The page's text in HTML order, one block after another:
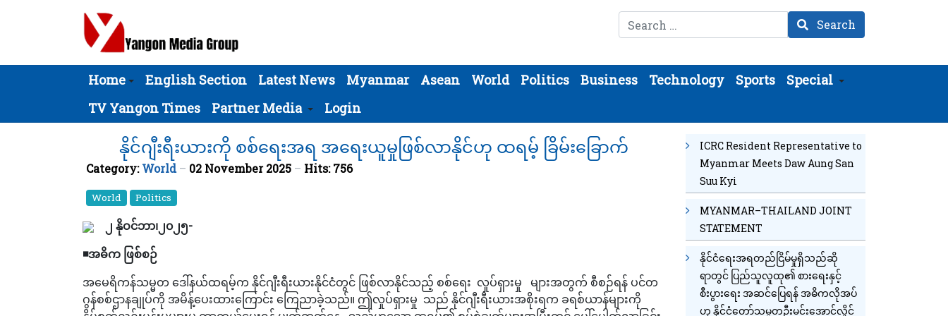
Search Search
Home English Section Latest News Myanmar Asean World Politics Business Technology Sports
Special
TV Yangon Times
Partner Media Login
နိုင်ဂျီးရီးယားကို စစ်ရေးအရ အရေးယူမှုဖြစ်လာနိုင်ဟု ထရမ့် ခြိမ်းခြောက်
Category:World 02 November 2025 Hits: 756
World Politics
၂ နိုဝင်ဘာ၊၂၀၂၅-
◾️အဓိက ဖြစ်စဉ်
အမေရိကန်သမ္မတ ဒေါ်နယ်ထရမ့်က နိုင်ဂျီးရီးယားနိုင်ငံတွင် ဖြစ်လာနိုင်သည့် စစ်ရေး လှုပ်ရှားမှု များအတွက် စီစဉ်ရန် ပင်တ
ဂွန်စစ်ဌာနချုပ်ကို အမိန့်ပေးထားကြောင်း ကြေညာခဲ့သည်။ ဤလှုပ်ရှားမှု သည် နိုင်ဂျီးရီးယားအစိုးရက ခရစ်ယာန်များကို
ICRC Resident Representative to
Myanmar Meets Daw Aung San
Suu Kyi
MYANMAR–THAILAND JOINT
STATEMENT
နိုင်ငံရေးအရတည်ငြိမ်မှုရှိသည်ဆို
ရာတွင် ပြည်သူလူထု၏ စားရေးနှင့်
စီးပွားရေး အဆင်ပြေရန် အဓိကလိုအပ်
ဟု နိုင်ငံတော်သမ္မတဦးမင်းအောင်လှိုင်